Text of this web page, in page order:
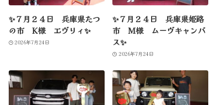
✨７月２４日 兵庫県たつ
の市 K様 エヴリィ✨
2026年7月24日
✨７月２４日 兵庫県姫路
市 M様 ムーヴキャンバ
ス✨
2026年7月24日